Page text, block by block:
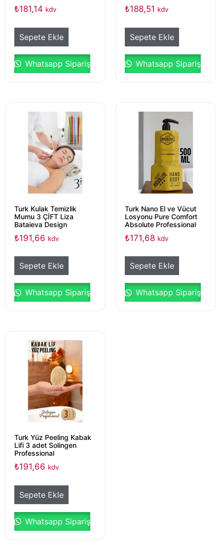
₺181,14 kdv
Sepete Ekle
Whatsapp Sipariş
₺188,51 kdv
Sepete Ekle
Whatsapp Sipariş
Turk Kulak Temizlik
Mumu 3 ÇİFT Liza
Bataieva Design
₺191,66 kdv
Sepete Ekle
Whatsapp Sipariş
Turk Nano El ve Vücut
Losyonu Pure Comfort
Absolute Professional
₺171,68 kdv
Sepete Ekle
Whatsapp Sipariş
Turk Yüz Peeling Kabak
Lifi 3 adet Solingen
Professional
₺191,66 kdv
Sepete Ekle
Whatsapp Sipariş